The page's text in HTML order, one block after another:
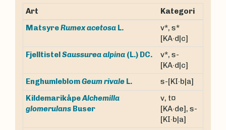
Art
Kategori
MatsyreRumex acetosa L.
v*, s*
[KA·d|c]
FjelltistelSaussurea alpina (L.) DC.
v*, s-
[KA·d|c]
EnghumleblomGeum rivale L.
s-[KI·b|a]
KildemarikåpeAlchemilla
glomerulans Buser
v, t¤
[KA·de], s-
[KI·b|a]